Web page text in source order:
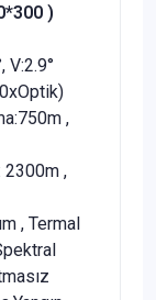
)
V:2.9°
,
2300m ,
, Termal